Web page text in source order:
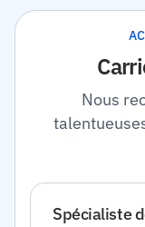
Nous
Spécialiste